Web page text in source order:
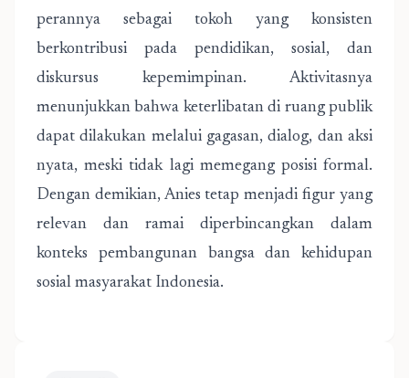
perannya sebagai tokoh yang konsisten
berkontribusi pada pendidikan, sosial, dan
diskursus kepemimpinan. Aktivitasnya
menunjukkan bahwa keterlibatan di ruang publik
dapat dilakukan melalui gagasan, dialog, dan aksi
nyata, meski tidak lagi memegang posisi formal.
Dengan demikian, Anies tetap menjadi figur yang
relevan dan ramai diperbincangkan dalam
konteks pembangunan bangsa dan kehidupan
sosial masyarakat Indonesia.